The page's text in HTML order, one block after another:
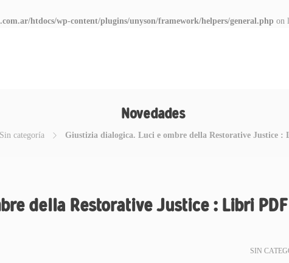
htdocs/wp-content/plugins/unyson/framework/helpers/general.php on
Novedades
Sin categoría Giustizia dialogica. Luci e ombre della Restorative Justice :
della Restorative Justice : Libri PDF
SIN